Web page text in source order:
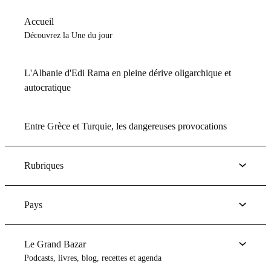
Accueil
Découvrez la Une du jour
L'Albanie d'Edi Rama en pleine dérive oligarchique et
autocratique
Entre Grèce et Turquie, les dangereuses provocations
Rubriques
Pays
Le Grand Bazar
Podcasts, livres, blog, recettes et agenda